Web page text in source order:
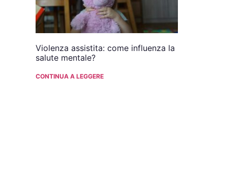
Violenza assistita: come influenza la
salute mentale?
CONTINUA A LEGGERE